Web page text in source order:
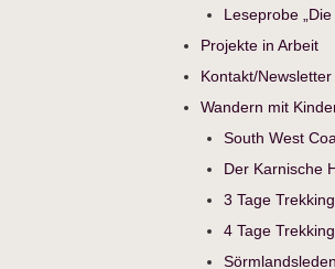
Leseprobe
Projekte in Arbeit
Kontakt/Newsletter
Wandern mit
South West
Der Karnische
3 Tage
4 Tage